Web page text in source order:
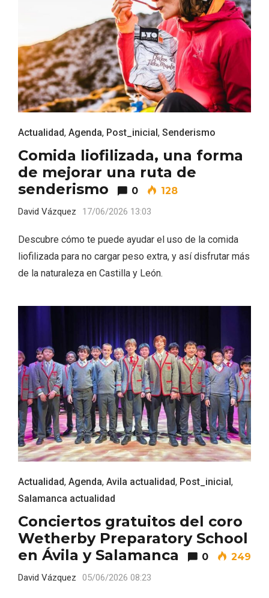
Actualidad, Agenda, Post_inicial, Senderismo
Comida liofilizada, una forma
de mejorar una ruta de
senderismo
0 128
David Vázquez 17/06/2026 13:03
Descubre cómo te puede ayudar el uso de la comida
liofilizada para no cargar peso extra, y así disfrutar más
de la naturaleza en Castilla y León.
Actualidad, Agenda, Avila actualidad, Post_inicial,
Salamanca actualidad
Conciertos gratuitos del coro
Wetherby Preparatory School
en Ávila y Salamanca
0 249
David Vázquez 05/06/2026 08:23
IV Edición del Festival de Narración Oral,
Memoria, Tierra y Voz
Fiesta de Primavera 2026 en la Ruta del
Vino de Cigales